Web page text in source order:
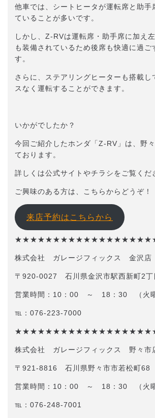
他車では、シートヒータが運転席と助手
ていることが多いです。
しかし、Z-RVは運転席・助手席に加え
も装備されているため後席も快適に過ご
す。
さらに、ステアリングヒーターも搭載し
スなく運転することができます。
いかがでしたか？
今回ご紹介したホンダ「Z-RV」は、野
ております。
詳しくは公式サイトやチラシをご覧くだ
ご興味のある方は、こちらからどうぞ！
来店予約はこちらから
株式会社 ガレージフィックス 金沢店
〒920-0027 石川県金沢市駅西新町2
営業時間：10：00 ～ 18：30 （火曜
℡：076-223-7000
株式会社 ガレージフィックス 野々市
〒921-8816 石川県野々市市若松町68
営業時間：10：00 ～ 18：30 （火曜
℡：076-248-7001